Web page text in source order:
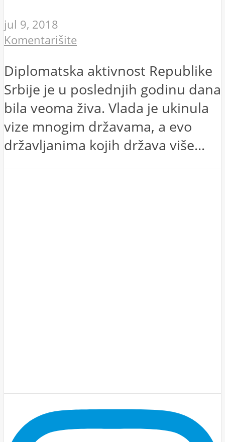
jul 9, 2018
Komentarišite
Diplomatska aktivnost Republike
Srbije je u poslednjih godinu dana
bila veoma živa. Vlada je ukinula
vize mnogim državama, a evo
državljanima kojih država više...